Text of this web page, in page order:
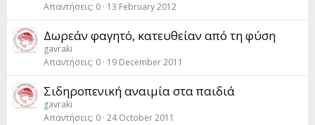
Απαντήσεις 0 13 February 2012
Δωρεάν φαγητό, κατευθείαν από τη φύση
gavraki
Απαντήσεις 0 19 December 2011
Σιδηροπενική αναιμία στα παιδιά
gavraki
Απαντήσεις 0 24 October 2011